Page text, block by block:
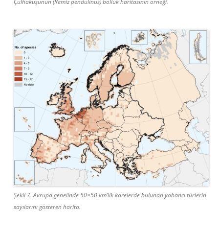
Şekil 7. Avrupa genelinde 50×50 km’lik karelerde bulunan yabancı türlerin
sayılarını gösteren harita.